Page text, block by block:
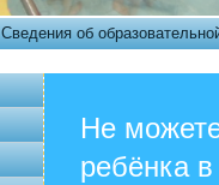
Сведения об
Не
ребёнка